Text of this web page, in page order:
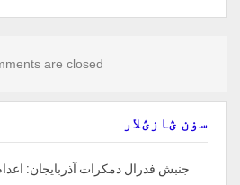
are closed.
سۏن ؽازؽلار
جنبش فدرال دمکرات آذربایجان: